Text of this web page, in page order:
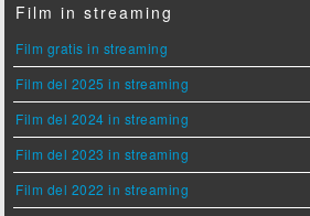
Film in streaming
Film gratis in streaming
Film del 2025 in streaming
Film del 2024 in streaming
Film del 2023 in streaming
Film del 2022 in streaming